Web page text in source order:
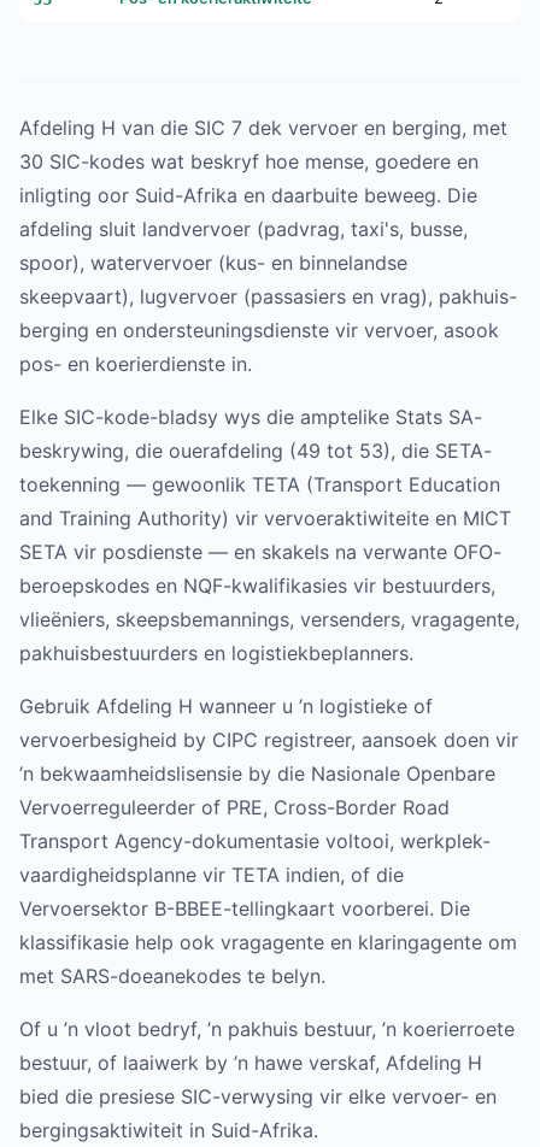
Afdeling H van die SIC 7 dek vervoer en berging, met
30 SIC-kodes wat beskryf hoe mense, goedere en
inligting oor Suid-Afrika en daarbuite beweeg. Die
afdeling sluit landvervoer (padvrag, taxi's, busse,
spoor), watervervoer (kus- en binnelandse
skeepvaart), lugvervoer (passasiers en vrag), pakhuis-
berging en ondersteuningsdienste vir vervoer, asook
pos- en koerierdienste in.
Elke SIC-kode-bladsy wys die amptelike Stats SA-
beskrywing, die ouerafdeling (49 tot 53), die SETA-
toekenning — gewoonlik TETA (Transport Education
and Training Authority) vir vervoeraktiwiteite en MICT
SETA vir posdienste — en skakels na verwante OFO-
beroepskodes en NQF-kwalifikasies vir bestuurders,
vlieëniers, skeepsbemannings, versenders, vragagente,
pakhuisbestuurders en logistiekbeplanners.
Gebruik Afdeling H wanneer u ’n logistieke of
vervoerbesigheid by CIPC registreer, aansoek doen vir
’n bekwaamheidslisensie by die Nasionale Openbare
Vervoerreguleerder of PRE, Cross-Border Road
Transport Agency-dokumentasie voltooi, werkplek-
vaardigheidsplanne vir TETA indien, of die
Vervoersektor B-BBEE-tellingkaart voorberei. Die
klassifikasie help ook vragagente en klaringagente om
met SARS-doeanekodes te belyn.
Of u ’n vloot bedryf, ’n pakhuis bestuur, ’n koerierroete
bestuur, of laaiwerk by ’n hawe verskaf, Afdeling H
bied die presiese SIC-verwysing vir elke vervoer- en
bergingsaktiwiteit in Suid-Afrika.